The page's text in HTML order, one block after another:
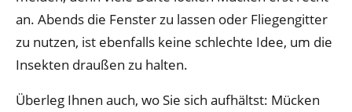
an. Abends die Fenster zu lassen oder Fliegengitter
zu nutzen, ist ebenfalls keine schlechte Idee, um die
Insekten draußen zu halten.
Überleg Ihnen auch, wo Sie sich aufhältst: Mücken